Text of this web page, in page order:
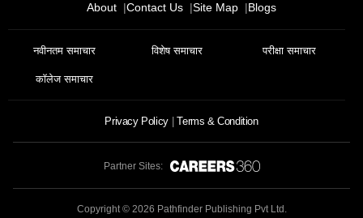
About Contact Us Site Map Blogs
नवीनतम समाचार विशेष समाचार परीक्षा समाचार
कॉलेज समाचार
Privacy Policy Terms & Condition
Partner Sites:
Copyright © 2026 Pathfinder Publishing Pvt Ltd.